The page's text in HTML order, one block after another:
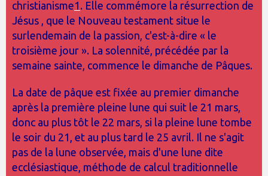
christianisme1 . Elle commémore la résurrection de
Jésus , que le Nouveau testament situe le
surlendemain de la passion, c'est-à-dire « le
troisième jour ». La solennité, précédée par la
semaine sainte, commence le dimanche de Pâques.
La date de pâque est fixée au premier dimanche
après la première pleine lune qui suit le 21 mars,
donc au plus tôt le 22 mars, si la pleine lune tombe
le soir du 21, et au plus tard le 25 avril. Il ne s'agit
pas de la lune observée, mais d'une lune dite
ecclésiastique, méthode de calcul traditionnelle